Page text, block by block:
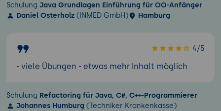
Schulung Java Grundlagen Einführung für OO-Anfänger
Daniel Osterholz (INMED GmbH) Hamburg
4/5
- viele Übungen - etwas mehr Inhalt möglich
Schulung Refactoring für Java, C#, C++-Programmierer
Johannes Humburg (Techniker Krankenkasse)